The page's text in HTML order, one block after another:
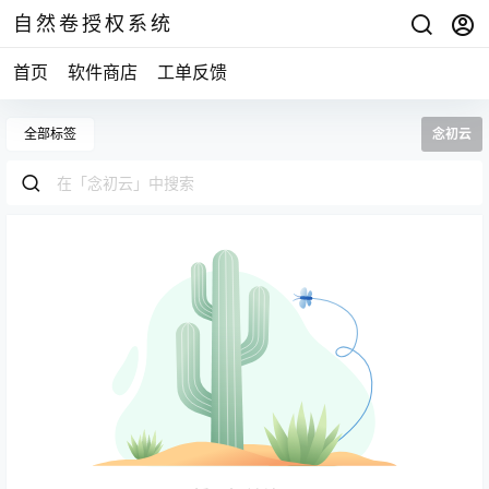
自然卷授权系统
首页 软件商店 工单反馈
全部标签 念初云